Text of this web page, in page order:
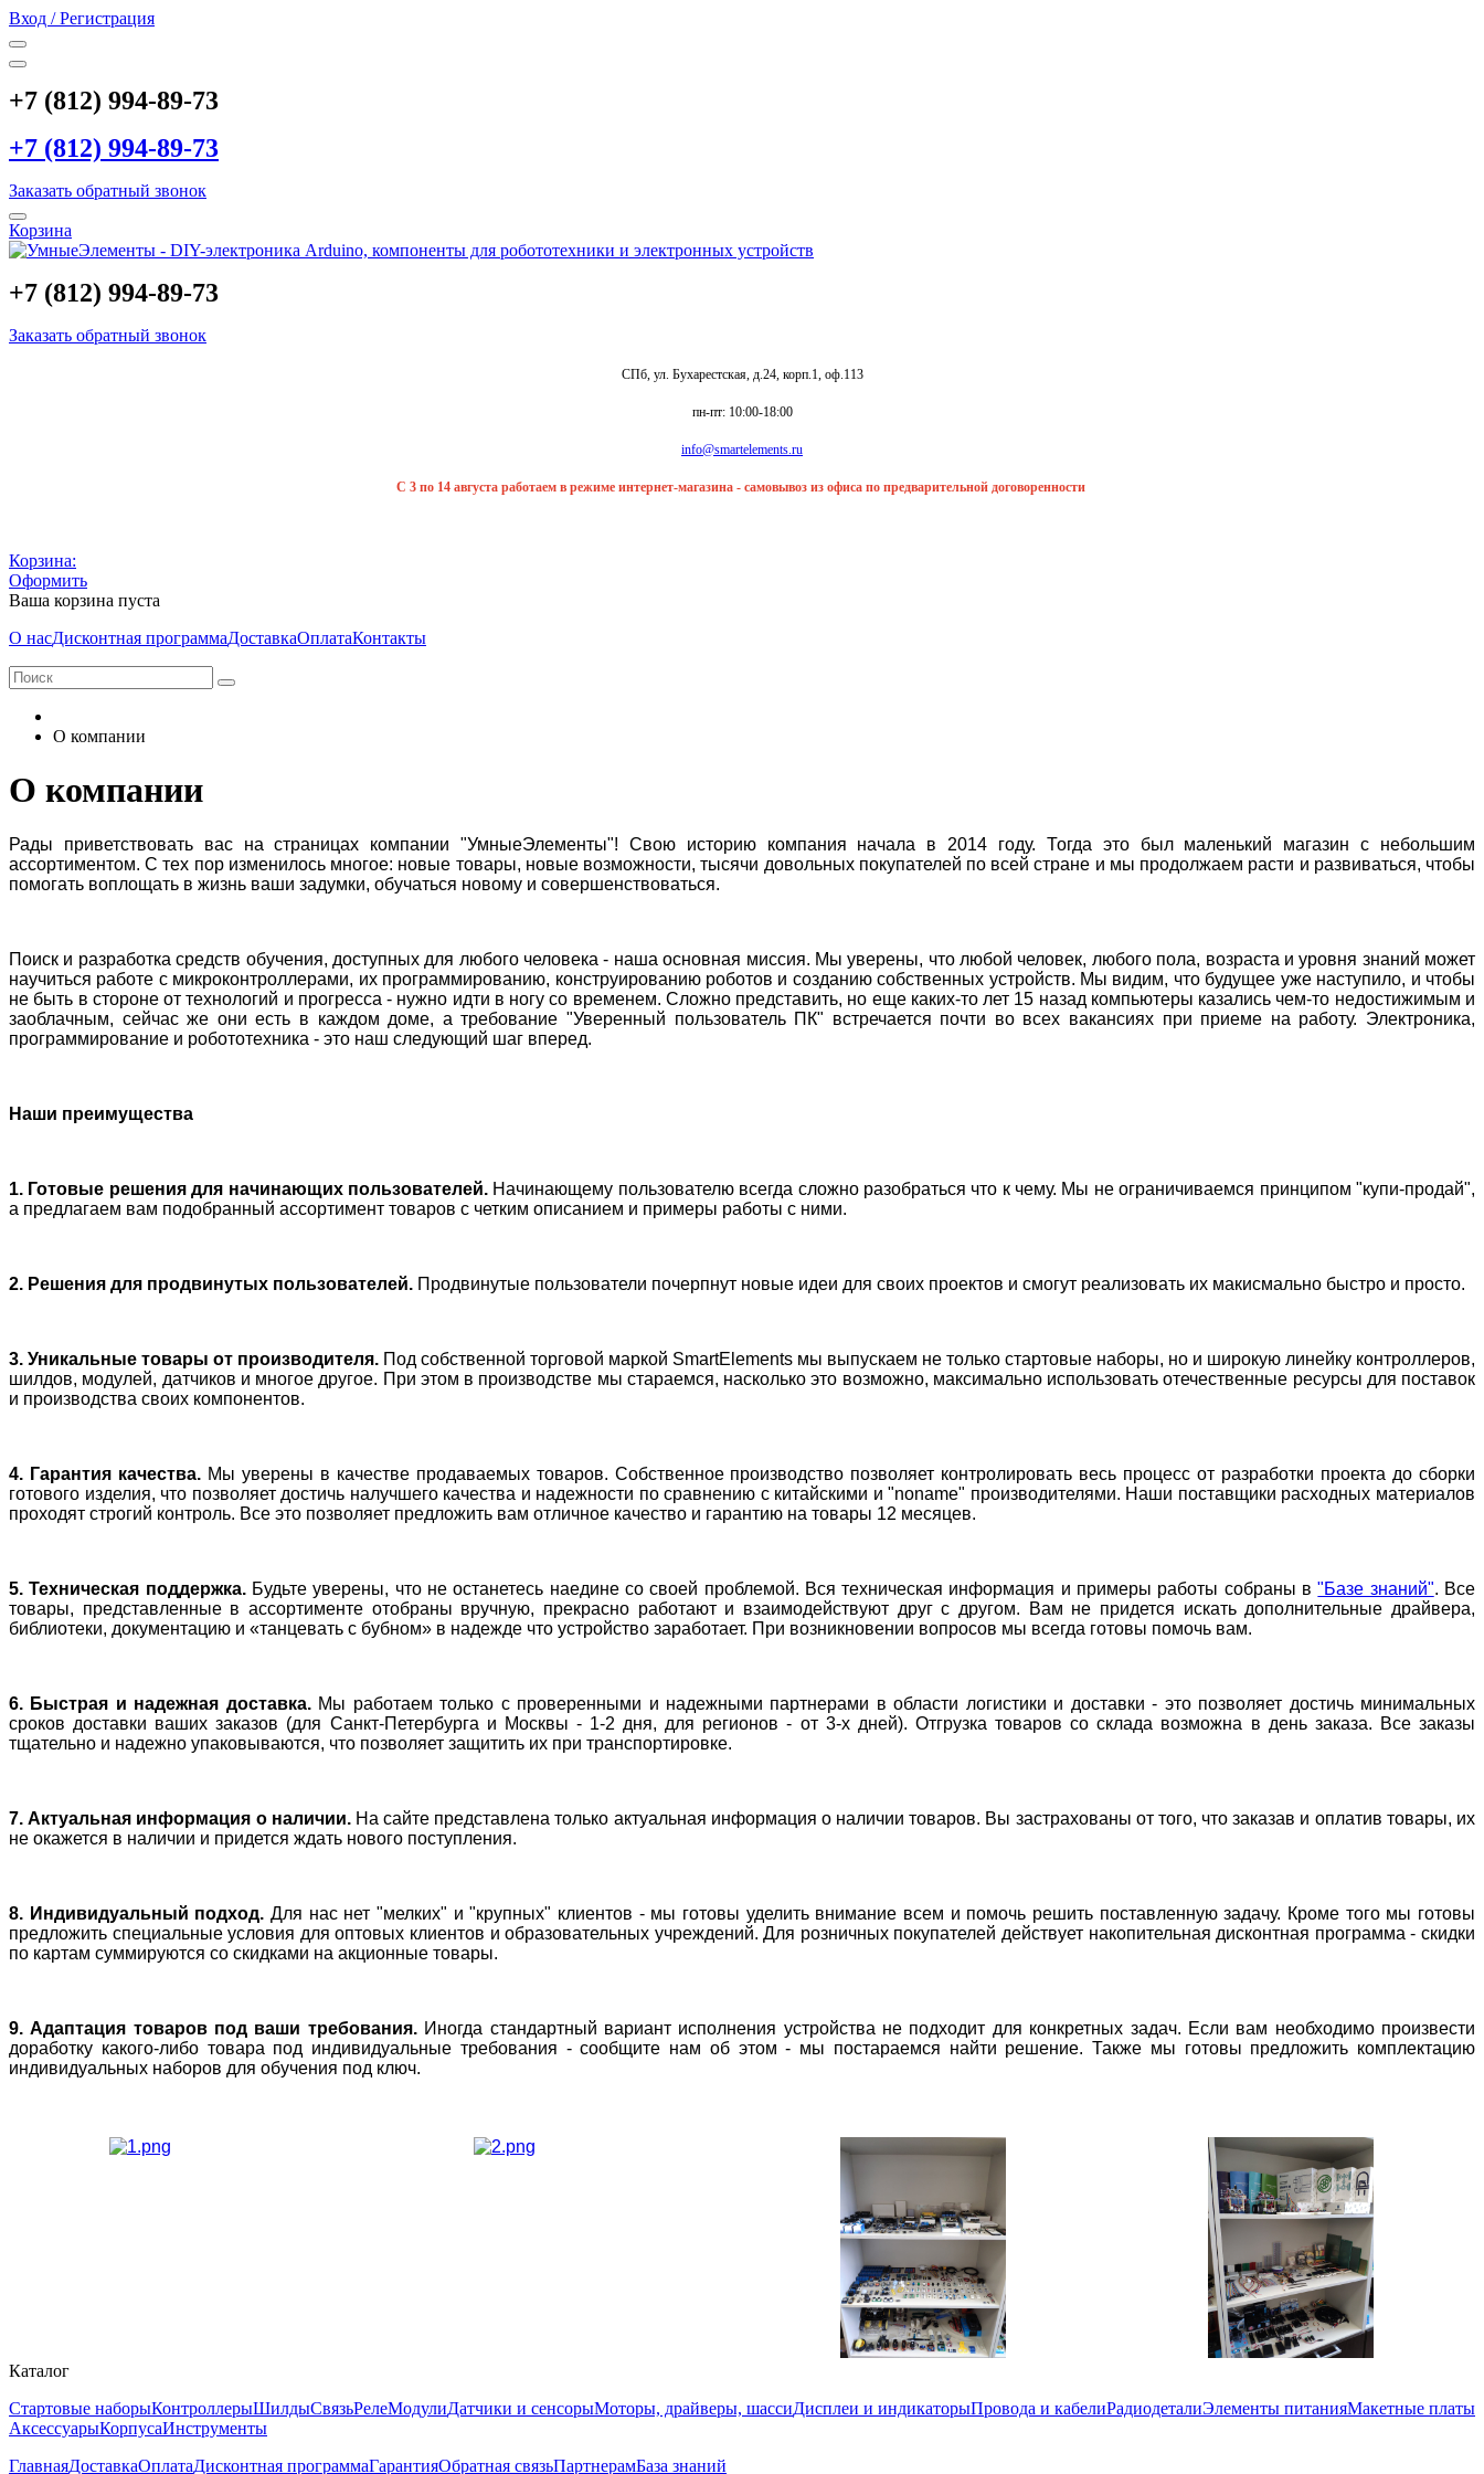
Вход / Регистрация
+7 (812) 994-89-73
+7 (812) 994-89-73
Заказать обратный звонок
Корзина
+7 (812) 994-89-73
Заказать обратный звонок
СПб, ул. Бухарестская, д.24, корп.1, оф.113
пн-пт: 10:00-18:00
info@smartelements.ru
С 3 по 14 августа работаем в режиме интернет-магазина - самовывоз из офиса по предварительной договоренности
Корзина:
Оформить
Ваша корзина пуста
О насДисконтная программаДоставкаОплатаКонтакты
О компании
О компании
Рады приветствовать вас на страницах компании "УмныеЭлементы"! Свою историю компания начала в 2014 году. Тогда это был маленький магазин с небольшим
ассортиментом. С тех пор изменилось многое: новые товары, новые возможности, тысячи довольных покупателей по всей стране и мы продолжаем расти и развиваться, чтобы
помогать воплощать в жизнь ваши задумки, обучаться новому и совершенствоваться.
Поиск и разработка средств обучения, доступных для любого человека - наша основная миссия. Мы уверены, что любой человек, любого пола, возраста и уровня знаний может
научиться работе с микроконтроллерами, их программированию, конструированию роботов и созданию собственных устройств. Мы видим, что будущее уже наступило, и чтобы
не быть в стороне от технологий и прогресса - нужно идти в ногу со временем. Сложно представить, но еще каких-то лет 15 назад компьютеры казались чем-то недостижимым и
заоблачным, сейчас же они есть в каждом доме, а требование "Уверенный пользователь ПК" встречается почти во всех вакансиях при приеме на работу. Электроника,
программирование и робототехника - это наш следующий шаг вперед.
Наши преимущества
1. Готовые решения для начинающих пользователей.Начинающему пользователю всегда сложно разобраться что к чему. Мы не ограничиваемся принципом "купи-продай",
а предлагаем вам подобранный ассортимент товаров с четким описанием и примеры работы с ними.
2. Решения для продвинутых пользователей. Продвинутые пользователи почерпнут новые идеи для своих проектов и смогут реализовать их макисмально быстро и просто.
3. Уникальные товары от производителя. Под собственной торговой маркой SmartElements мы выпускаем не только стартовые наборы, но и широкую линейку контроллеров,
шилдов, модулей, датчиков и многое другое. При этом в производстве мы стараемся, насколько это возможно, максимально использовать отечественные ресурсы для поставок
и производства своих компонентов.
4. Гарантия качества.Мы уверены в качестве продаваемых товаров. Собственное производство позволяет контролировать весь процесс от разработки проекта до сборки
готового изделия, что позволяет достичь налучшего качества и надежности по сравнению с китайскими и "noname" производителями. Наши поставщики расходных материалов
проходят строгий контроль. Все это позволяет предложить вам отличное качество и гарантию на товары 12 месяцев.
5. Техническая поддержка.Будьте уверены, что не останетесь наедине со своей проблемой. Вся техническая информация и примеры работы собраны в"Базе знаний". Все
товары, представленные в ассортименте отобраны вручную, прекрасно работают и взаимодействуют друг с другом. Вам не придется искать дополнительные драйвера,
библиотеки, документацию и «танцевать с бубном» в надежде что устройство заработает. При возникновении вопросов мы всегда готовы помочь вам.
6. Быстрая и надежная доставка.Мы работаем только с проверенными и надежными партнерами в области логистики и доставки - это позволяет достичь минимальных
сроков доставки ваших заказов (для Санкт-Петербурга и Москвы - 1-2 дня, для регионов - от 3-х дней). Отгрузка товаров со склада возможна в день заказа. Все заказы
тщательно и надежно упаковываются, что позволяет защитить их при транспортировке.
7. Актуальная информация о наличии. На сайте представлена только актуальная информация о наличии товаров. Вы застрахованы от того, что заказав и оплатив товары, их
не окажется в наличии и придется ждать нового поступления.
8. Индивидуальный подход. Для нас нет "мелких" и "крупных" клиентов - мы готовы уделить внимание всем и помочь решить поставленную задачу. Кроме того мы готовы
предложить специальные условия для оптовых клиентов и образовательных учреждений. Для розничных покупателей действует накопительная дисконтная программа - скидки
по картам суммируются со скидками на акционные товары.
9. Адаптация товаров под ваши требования. Иногда стандартный вариант исполнения устройства не подходит для конкретных задач. Если вам необходимо произвести
доработку какого-либо товара под индивидуальные требования - сообщите нам об этом - мы постараемся найти решение. Также мы готовы предложить комплектацию
индивидуальных наборов для обучения под ключ.
Каталог
Стартовые наборыКонтроллерыШилдыСвязьРелеМодулиДатчики и сенсорыМоторы, драйверы, шассиДисплеи и индикаторыПровода и кабелиРадиодеталиЭлементы питанияМакетные платы
АксессуарыКорпусаИнструменты
ГлавнаяДоставкаОплатаДисконтная программаГарантияОбратная связьПартнерамБаза знаний